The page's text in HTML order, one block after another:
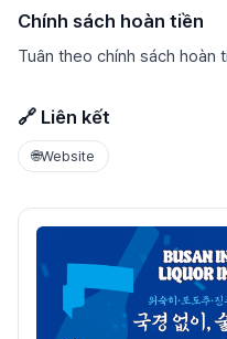
Chính sách hoàn tiền
Tuân theo chính sách hoàn
🔗 Liên kết
🌐Website